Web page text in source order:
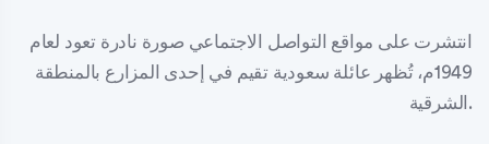
انتشرت على مواقع التواصل الاجتماعي صورة نادرة تعود لعام
1949م، تُظهر عائلة سعودية تقيم في إحدى المزارع بالمنطقة
الشرقية.